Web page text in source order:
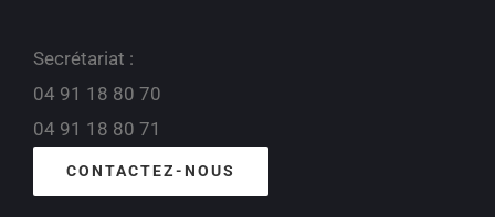
Secrétariat :
04 91 18 80 70
04 91 18 80 71
CONTACTEZ-NOUS